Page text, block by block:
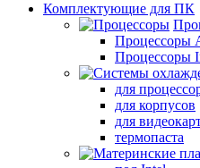
Комплектующие для ПК
Процессоры
Процессоры
для
для корпусов
для
термопаста